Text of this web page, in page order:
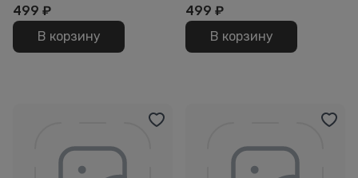
499 ₽
В корзину
499 ₽
В корзину